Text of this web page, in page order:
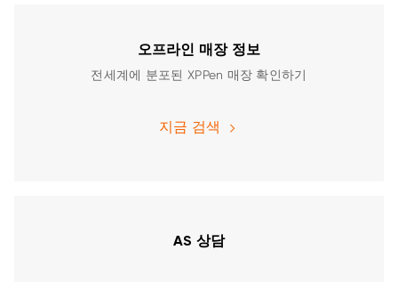
오프라인 매장 정보
전세계에 분포된 XPPen 매장 확인하기
지금 검색
AS 상담